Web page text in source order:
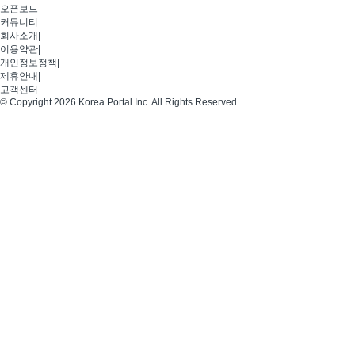
오픈보드
커뮤니티
회사소개
이용약관
개인정보정책
제휴안내
고객센터
© Copyright 2026 Korea Portal Inc. All Rights Reserved.